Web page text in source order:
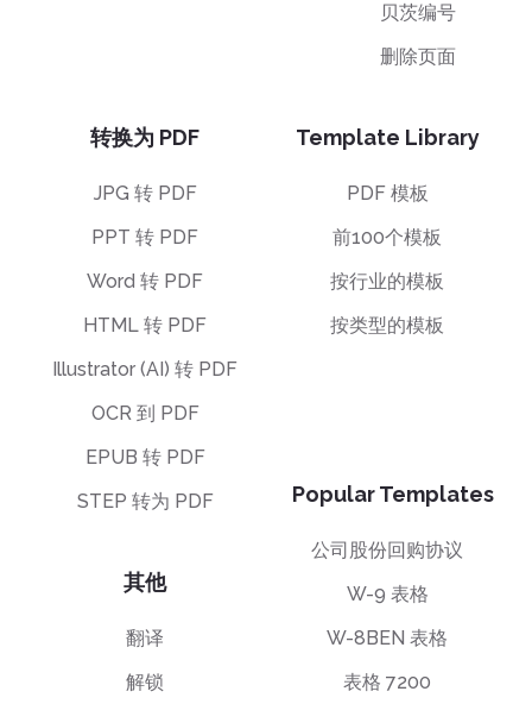
贝茨编号
删除页面
转换为 PDF
JPG 转 PDF
PPT 转 PDF
Word 转 PDF
HTML 转 PDF
Illustrator (AI) 转 PDF
OCR 到 PDF
EPUB 转 PDF
STEP 转为 PDF
其他
翻译
解锁
Template Library
PDF 模板
前100个模板
按行业的模板
按类型的模板
Popular Templates
公司股份回购协议
W-9 表格
W-8BEN 表格
表格 7200